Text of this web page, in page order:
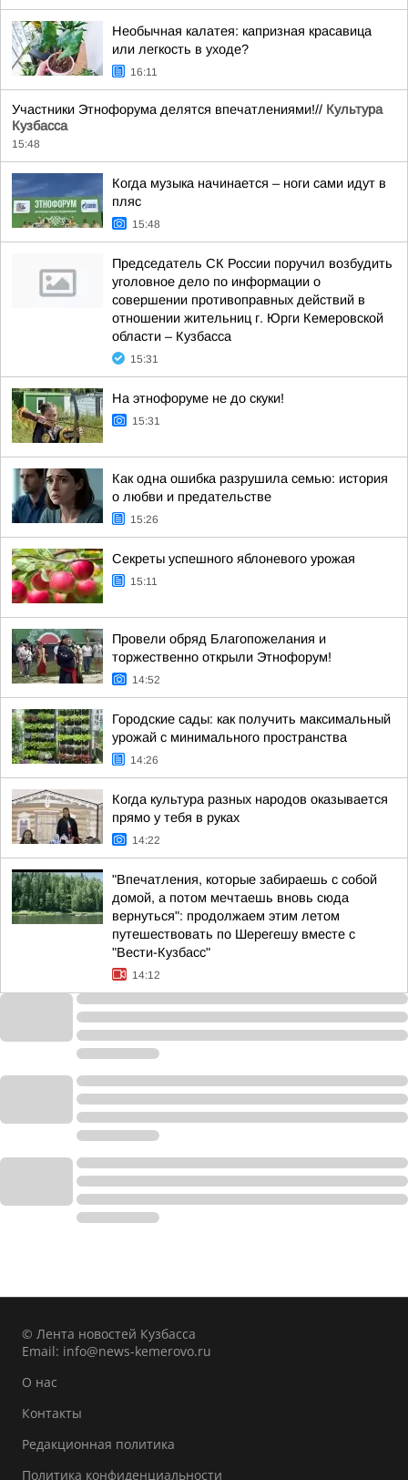
Необычная калатея: капризная красавица
или легкость в уходе?
16:11
Участники Этнофорума делятся впечатлениями!// Культура
Кузбасса
15:48
Когда музыка начинается – ноги сами идут в
пляс
15:48
Председатель СК России поручил возбудить
уголовное дело по информации о
совершении противоправных действий в
отношении жительниц г. Юрги Кемеровской
области – Кузбасса
15:31
На этнофоруме не до скуки!
15:31
Как одна ошибка разрушила семью: история
о любви и предательстве
15:26
Секреты успешного яблоневого урожая
15:11
Провели обряд Благопожелания и
торжественно открыли Этнофорум!
14:52
Городские сады: как получить максимальный
урожай с минимального пространства
14:26
Когда культура разных народов оказывается
прямо у тебя в руках
14:22
"Впечатления, которые забираешь с собой
домой, а потом мечтаешь вновь сюда
вернуться": продолжаем этим летом
путешествовать по Шерегешу вместе с
"Вести-Кузбасс"
14:12
© Лента новостей Кузбасса
Email: info@news-kemerovo.ru
О нас
Контакты
Редакционная политика
Политика конфиденциальности